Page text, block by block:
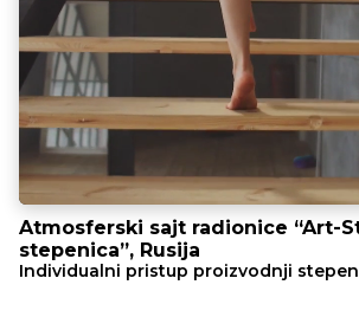
Atmosferski sajt radionice “Art-
stepenica”, Rusija
Individualni pristup proizvodnji